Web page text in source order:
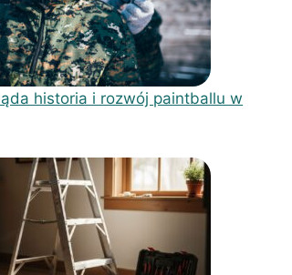
historia i rozwój paintballu w